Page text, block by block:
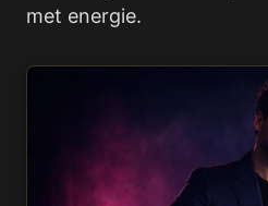
met energie.